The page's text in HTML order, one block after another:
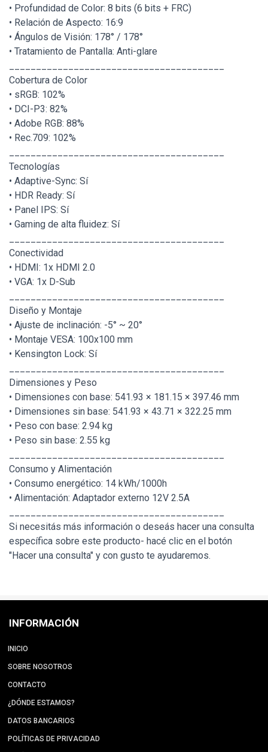
• Profundidad de Color: 8 bits (6 bits + FRC)
• Relación de Aspecto: 16:9
• Ángulos de Visión: 178° / 178°
• Tratamiento de Pantalla: Anti-glare
Cobertura de Color
• sRGB: 102%
• DCI-P3: 82%
• Adobe RGB: 88%
• Rec.709: 102%
Tecnologías
• Adaptive-Sync: Sí
• HDR Ready: Sí
• Panel IPS: Sí
• Gaming de alta fluidez: Sí
Conectividad
• HDMI: 1x HDMI 2.0
• VGA: 1x D-Sub
Diseño y Montaje
• Ajuste de inclinación: -5° ~ 20°
• Montaje VESA: 100x100 mm
• Kensington Lock: Sí
Dimensiones y Peso
• Dimensiones con base: 541.93 × 181.15 × 397.46 mm
• Dimensiones sin base: 541.93 × 43.71 × 322.25 mm
• Peso con base: 2.94 kg
• Peso sin base: 2.55 kg
Consumo y Alimentación
• Consumo energético: 14 kWh/1000h
• Alimentación: Adaptador externo 12V 2.5A
Si necesitás más información o deseás hacer una consulta
específica sobre este producto- hacé clic en el botón
"Hacer una consulta" y con gusto te ayudaremos.
INFORMACIÓN
INICIO
SOBRE NOSOTROS
CONTACTO
¿DÓNDE ESTAMOS?
DATOS BANCARIOS
POLÍTICAS DE PRIVACIDAD